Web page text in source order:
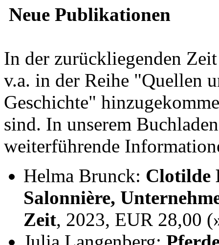
Neue Publikationen
In der zurückliegenden
v.a. in der Reihe "Quellen
Geschichte"
sind. In unserem
weiterführende
Helma Brunck: Clotilde
Salonnière,
Zeit, 2023, EUR 28,00